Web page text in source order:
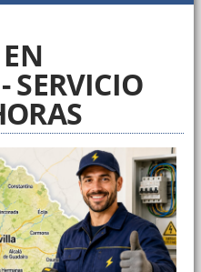
SERVICIO